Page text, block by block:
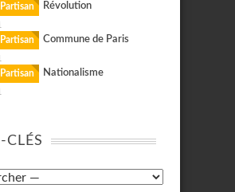
Révolution
Commune de Paris
Nationalisme
CLÉS